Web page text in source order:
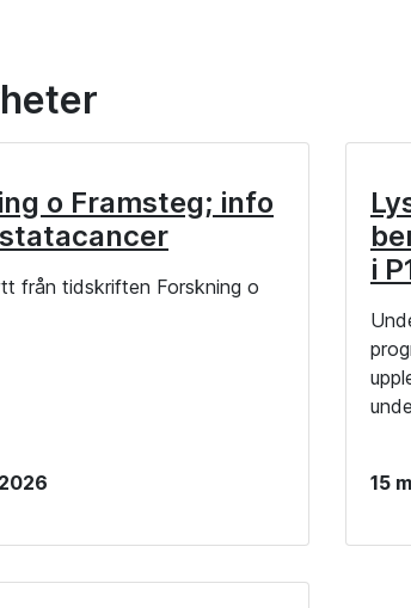
o Framsteg; info
från tidskriften Forskning o
i
15